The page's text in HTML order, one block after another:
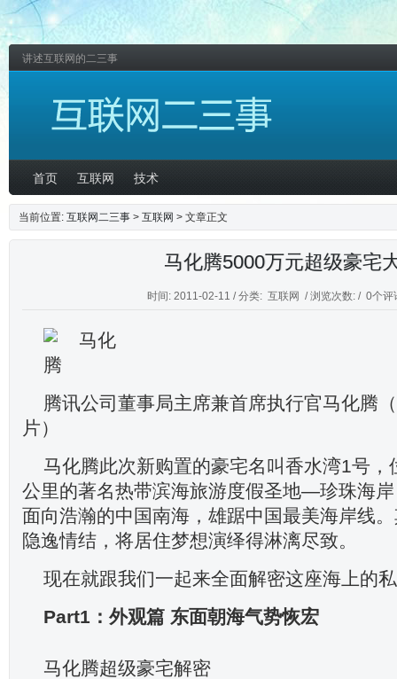
讲述互联网的二三事
首页 互联网 技术
当前位置: 互联网二三事 > 互联网 > 文章正文
马化腾5000万元超级豪宅
时间: 2011-02-11 / 分类: 互联网 / 浏览次数: / 0个评
腾讯公司董事局主席兼首席执行官马化腾
片）
马化腾此次新购置的豪宅名叫香水湾1号
公里的著名热带滨海旅游度假圣地—珍珠海
面向浩瀚的中国南海，雄踞中国最美海岸线
隐逸情结，将居住梦想演绎得淋漓尽致。
现在就跟我们一起来全面解密这座海上的
Part1：外观篇 东面朝海气势恢宏
马化腾超级豪宅解密